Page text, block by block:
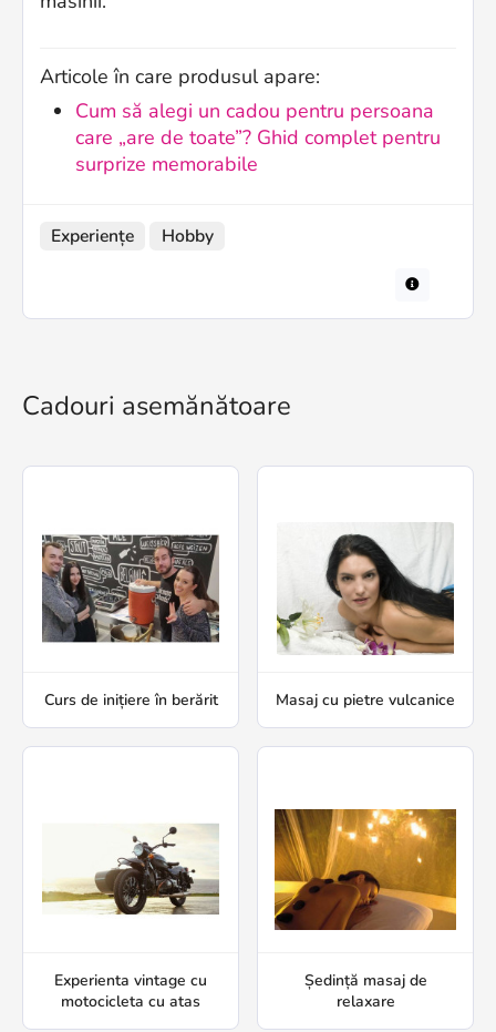
Articole în care produsul apare:
Cum să alegi un cadou pentru persoana
care „are de toate”? Ghid complet pentru
surprize memorabile
Experiențe Hobby
Cadouri asemănătoare
Curs de inițiere în berărit Masaj cu pietre vulcanice
Experienta vintage cu
motocicleta cu atas
Ședință masaj de
relaxare